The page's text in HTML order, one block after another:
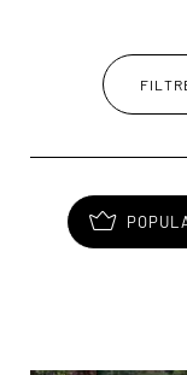
patrimoine
le parc des stèles